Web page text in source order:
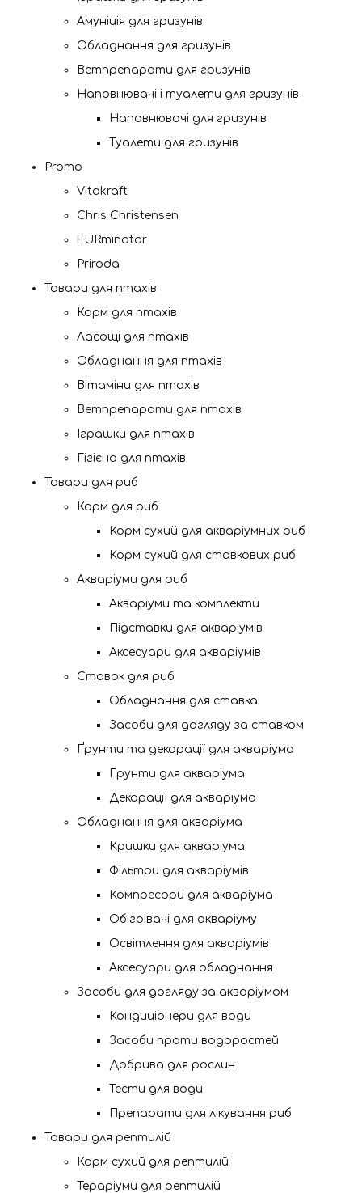
Амуніція для гризунів
Обладнання для гризунів
Ветпрепарати для гризунів
Наповнювачі і туалети для гризунів
Наповнювачі для гризунів
Туалети для гризунів
Promo
Vitakraft
Chris Christensen
FURminator
Priroda
Товари для птахів
Корм для птахів
Ласощі для птахів
Обладнання для птахів
Вітаміни для птахів
Ветпрепарати для птахів
Іграшки для птахів
Гігієна для птахів
Товари для риб
Корм для риб
Корм сухий для акваріумних риб
Корм сухий для ставкових риб
Акваріуми для риб
Акваріуми та комплекти
Підставки для акваріумів
Аксесуари для акваріумів
Ставок для риб
Обладнання для ставка
Засоби для догляду за ставком
Ґрунти та декорації для акваріума
Ґрунти для акваріума
Декорації для акваріума
Обладнання для акваріума
Кришки для акваріума
Фільтри для акваріумів
Компресори для акваріума
Обігрівачі для акваріуму
Освітлення для акваріумів
Аксесуари для обладнання
Засоби для догляду за акваріумом
Кондиціонери для води
Засоби проти водоростей
Добрива для рослин
Тести для води
Препарати для лікування риб
Товари для рептилій
Корм сухий для рептилій
Тераріуми для рептилій